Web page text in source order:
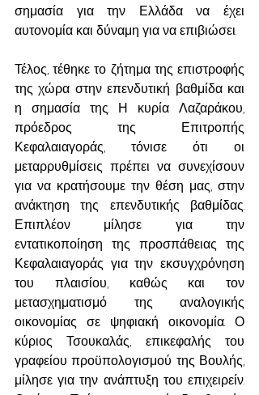
σημασία για την Ελλάδα να έχει
αυτονομία και δύναμη για να επιβιώσει.
Τέλος, τέθηκε το ζήτημα της επιστροφής
της χώρα στην επενδυτική βαθμίδα και
η σημασία της. Η κυρία Λαζαράκου,
πρόεδρος της Επιτροπής
Κεφαλαιαγοράς, τόνισε ότι οι
μεταρρυθμίσεις πρέπει να συνεχίσουν
για να κρατήσουμε την θέση μας, στην
ανάκτηση της επενδυτικής βαθμίδας.
Επιπλέον μίλησε για την
εντατικοποίηση της προσπάθειας της
Κεφαλαιαγοράς για την εκσυγχρόνηση
του πλαισίου, καθώς και τον
μετασχηματισμό της αναλογικής
οικονομίας σε ψηφιακή οικονομία. Ο
κύριος Τσουκαλάς, επικεφαλής του
γραφείου προϋπολογισμού της Βουλής,
μίλησε για την ανάπτυξη του επιχειρείν.